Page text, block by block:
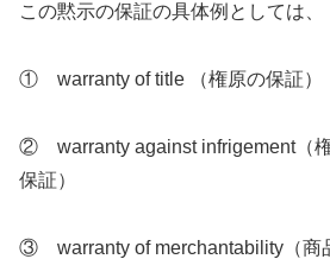
この黙示の保証の具体例としては、
① warranty of title （権原の保証）
② warranty against infrigement（
保証）
③ warranty of merchantability（商